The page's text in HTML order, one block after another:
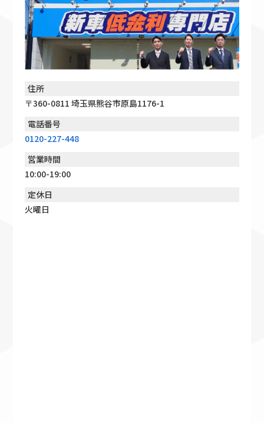
住所
〒360-0811 埼玉県熊谷市原島1176-1
電話番号
0120-227-448
営業時間
10:00-19:00
定休日
火曜日